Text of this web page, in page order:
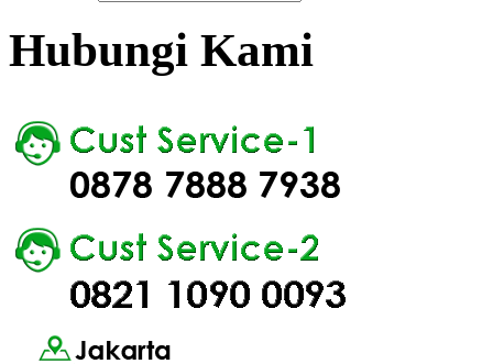
Hubungi Kami